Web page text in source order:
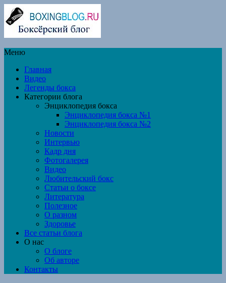
Меню
Главная
Видео
Легенды бокса
Категории блога
Энциклопедия бокса
Энциклопедия бокса №1
Энциклопедия бокса №2
Новости
Интервью
Кадр дня
Фотогалерея
Видео
Любительский бокс
Статьи о боксе
Литература
Полезное
О разном
Здоровье
Все статьи блога
О нас
О блоге
Об авторе
Контакты